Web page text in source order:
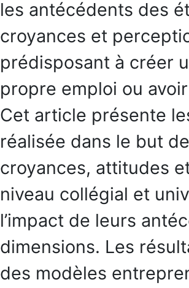
les antécédents des
croyances et
prédisposant à créer
propre emploi ou
Cet article présente
réalisée dans le but
croyances, attitudes
niveau collégial et
l’impact de leurs
dimensions. Les
des modèles